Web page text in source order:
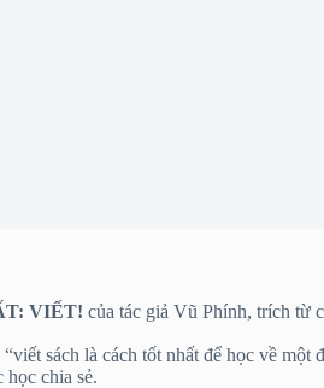
VIẾT! của tác giả Vũ Phính, trích từ
sách là cách tốt nhất để học về
chia sẻ.